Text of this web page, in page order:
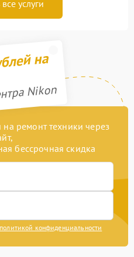
услуги
на
Nikon
ремонт техники через
бессрочная скидка
политикой конфиденциальности